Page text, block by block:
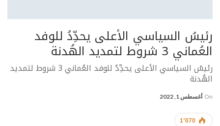
رئيسُ السياسي الأعلى يحدِّدُ للوفد
العُماني 3 شروط لتمديد الهُدنة
رئيسُ السياسي الأعلى يحدِّدُ للوفد العُماني 3 شروط لتمديد
الهُدنة
On أغسطس 1, 2022
1٬070